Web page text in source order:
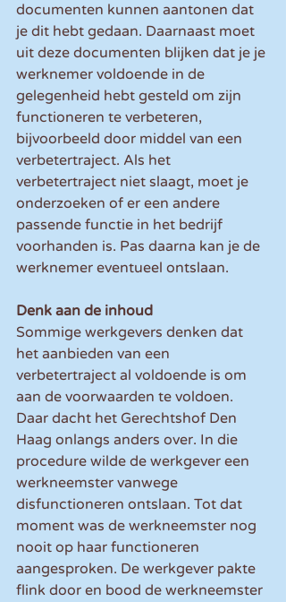
documenten kunnen aantonen dat
je dit hebt gedaan. Daarnaast moet
uit deze documenten blijken dat je je
werknemer voldoende in de
gelegenheid hebt gesteld om zijn
functioneren te verbeteren,
bijvoorbeeld door middel van een
verbetertraject. Als het
verbetertraject niet slaagt, moet je
onderzoeken of er een andere
passende functie in het bedrijf
voorhanden is. Pas daarna kan je de
werknemer eventueel ontslaan.
Denk aan de inhoud
Sommige werkgevers denken dat
het aanbieden van een
verbetertraject al voldoende is om
aan de voorwaarden te voldoen.
Daar dacht het Gerechtshof Den
Haag onlangs anders over. In die
procedure wilde de werkgever een
werkneemster vanwege
disfunctioneren ontslaan. Tot dat
moment was de werkneemster nog
nooit op haar functioneren
aangesproken. De werkgever pakte
flink door en bood de werkneemster